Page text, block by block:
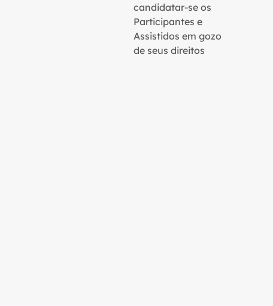
candidatar-se os
Participantes e
Assistidos em gozo
de seus direitos